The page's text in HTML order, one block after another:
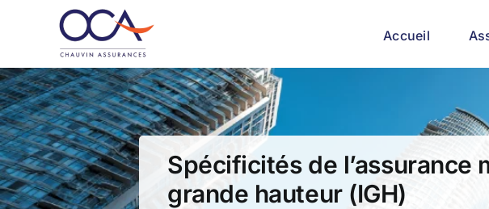
Accueil
Spécificités de
grande hauteur (IGH)